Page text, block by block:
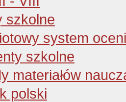
szkolne
system
szkolne
materiałów
polski